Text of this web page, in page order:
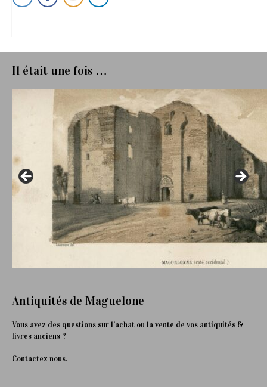
Il était une fois …
Antiquités de Maguelone
Vous avez des questions sur l’achat ou la vente de vos antiquités &
livres anciens ?
Contactez nous.